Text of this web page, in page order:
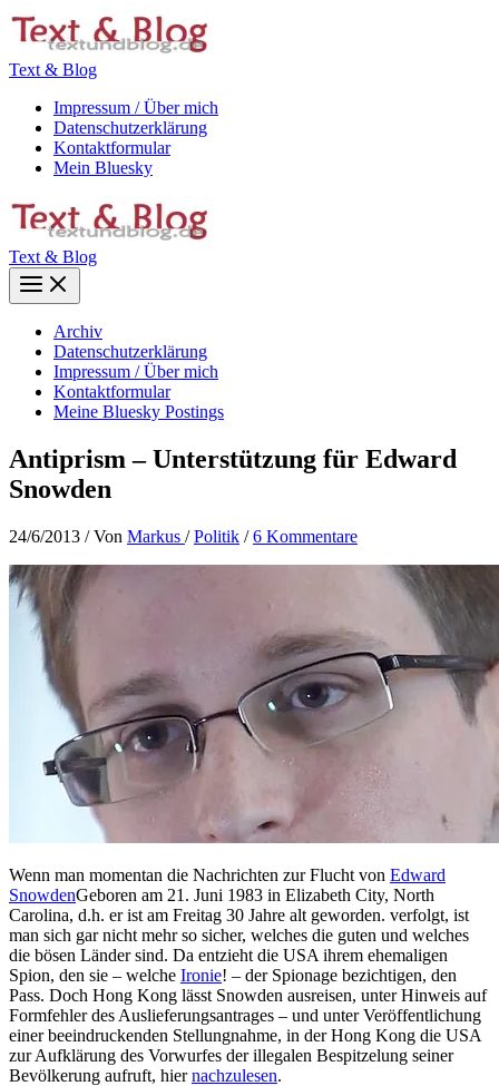
Zum
Inhalt
Text & Blog
Impressum / Über mich
Datenschutzerklärung
Kontaktformular
Mein Bluesky
Text & Blog
Main
Menu
Archiv
Datenschutzerklärung
Impressum / Über mich
Kontaktformular
Meine Bluesky Postings
Antiprism – Unterstützung für Edward
Snowden
24/6/2013 / Von Markus /Politik /6 Kommentare
Wenn man momentan die Nachrichten zur Flucht von Edward
SnowdenGeboren am 21. Juni 1983 in Elizabeth City, North
Carolina, d.h. er ist am Freitag 30 Jahre alt geworden. verfolgt, ist
man sich gar nicht mehr so sicher, welches die guten und welches
die bösen Länder sind. Da entzieht die USA ihrem ehemaligen
Spion, den sie – welche Ironie! – der Spionage bezichtigen, den
Pass. Doch Hong Kong lässt Snowden ausreisen, unter Hinweis auf
Formfehler des Auslieferungsantrages – und unter Veröffentlichung
einer beeindruckenden Stellungnahme, in der Hong Kong die USA
zur Aufklärung des Vorwurfes der illegalen Bespitzelung seiner
Bevölkerung aufruft, hiernachzulesen.